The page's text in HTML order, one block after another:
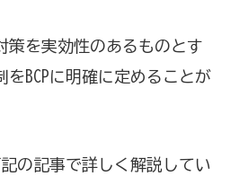
策を実効性のあるものとす
をBCPに明確に定めることが
記の記事で詳しく解説してい